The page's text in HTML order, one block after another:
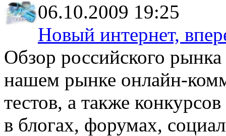
06.10.2009 19:25
Новый интернет,
Обзор российского
нашем рынке онлайн-
тестов, а также
в блогах, форумах,